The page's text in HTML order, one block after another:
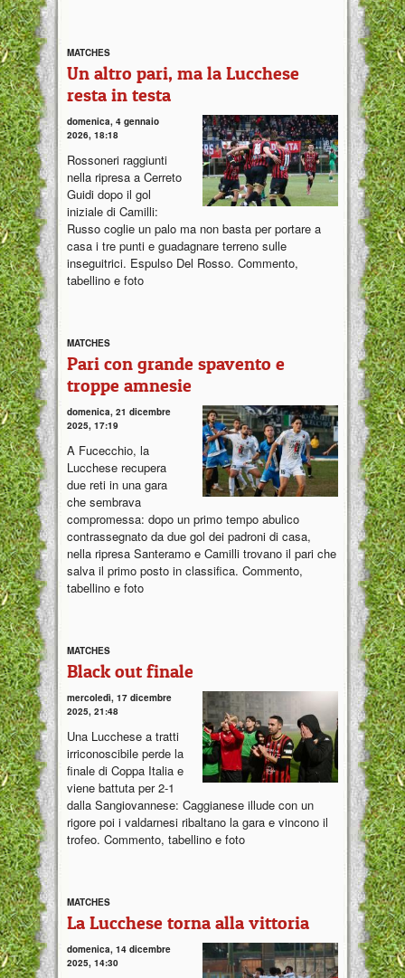
MATCHES
Un altro pari, ma la Lucchese
resta in testa
domenica, 4 gennaio
2026, 18:18
Rossoneri raggiunti
nella ripresa a Cerreto
Guidi dopo il gol
iniziale di Camilli:
Russo coglie un palo ma non basta per portare a
casa i tre punti e guadagnare terreno sulle
inseguitrici. Espulso Del Rosso. Commento,
tabellino e foto
MATCHES
Pari con grande spavento e
troppe amnesie
domenica, 21 dicembre
2025, 17:19
A Fucecchio, la
Lucchese recupera
due reti in una gara
che sembrava
compromessa: dopo un primo tempo abulico
contrassegnato da due gol dei padroni di casa,
nella ripresa Santeramo e Camilli trovano il pari che
salva il primo posto in classifica. Commento,
tabellino e foto
MATCHES
Black out finale
mercoledì, 17 dicembre
2025, 21:48
Una Lucchese a tratti
irriconoscibile perde la
finale di Coppa Italia e
viene battuta per 2-1
dalla Sangiovannese: Caggianese illude con un
rigore poi i valdarnesi ribaltano la gara e vincono il
trofeo. Commento, tabellino e foto
MATCHES
La Lucchese torna alla vittoria
domenica, 14 dicembre
2025, 14:30